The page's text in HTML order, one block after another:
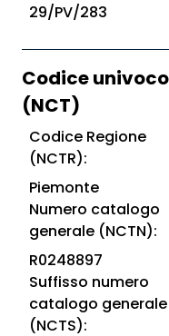
29/PV/283
Codice univoco
(NCT)
Codice Regione
(NCTR):
Piemonte
Numero catalogo
generale (NCTN):
R0248897
Suffisso numero
catalogo generale
(NCTS):